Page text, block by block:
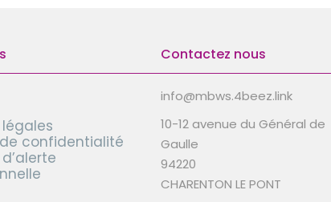
confidentialité
Contactez nous
info@mbws.4beez.link
10-12 avenue du Général de
Gaulle
94220
CHARENTON LE PONT